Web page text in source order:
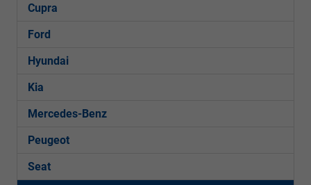
Cupra
Ford
Hyundai
Kia
Mercedes-Benz
Peugeot
Seat